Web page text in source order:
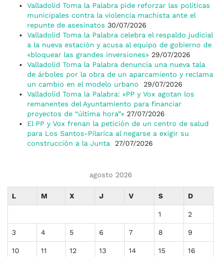
Valladolid Toma la Palabra pide reforzar las políticas
municipales contra la violencia machista ante el
repunte de asesinatos 30/07/2026
Valladolid Toma la Palabra celebra el respaldo judicial
a la nueva estación y acusa al equipo de gobierno de
«bloquear las grandes inversiones» 29/07/2026
Valladolid Toma la Palabra denuncia una nueva tala
de árboles por la obra de un aparcamiento y reclama
un cambio en el modelo urbano
29/07/2026
Valladolid Toma la Palabra: «PP y Vox agotan los
remanentes del Ayuntamiento para financiar
proyectos de “última hora”» 27/07/2026
El PP y Vox frenan la petición de un centro de salud
para Los Santos-Pilarica al negarse a exigir su
construcción a la Junta
27/07/2026
agosto 2026
L M X J V S D
1 2
3 4 5 6 7 8 9
10 11 12 13 14 15 16